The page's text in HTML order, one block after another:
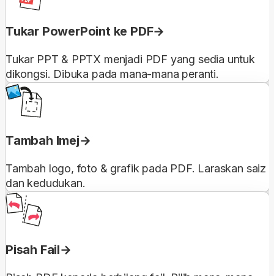
Tukar PowerPoint ke PDF
Tukar PPT & PPTX menjadi PDF yang sedia untuk
dikongsi. Dibuka pada mana-mana peranti.
Tambah Imej
Tambah logo, foto & grafik pada PDF. Laraskan saiz
dan kedudukan.
Pisah Fail